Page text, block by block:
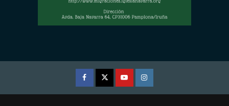
FacebookTwitterYoutubeInstagram